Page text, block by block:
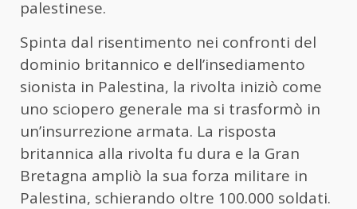
palestinese.
Spinta dal risentimento nei confronti del
dominio britannico e dell’insediamento
sionista in Palestina, la rivolta iniziò come
uno sciopero generale ma si trasformò in
un’insurrezione armata. La risposta
britannica alla rivolta fu dura e la Gran
Bretagna ampliò la sua forza militare in
Palestina, schierando oltre 100.000 soldati.